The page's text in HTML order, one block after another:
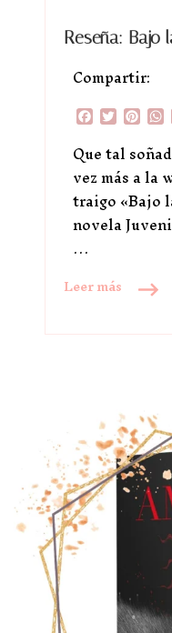
Reseña: Bajo
Compartir:
Facebook
Que tal
vez más a la
traigo «Bajo
novela
…
Leer más